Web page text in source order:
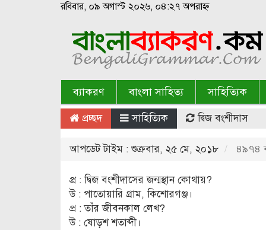
রবিবার, ০৯ অগাস্ট ২০২৬, ০৪:২৭ অপরাহ্ন
ব্যাকরণ বাংলা সাহিত্য সাহিত্যিক
প্রচ্ছদ সাহিত্যিক দ্বিজ বংশীদাস
আপডেট টাইম : শুক্রবার, ২৫ মে, ২০১৮ ৪৯৭৪
প্র : দ্বিজ বংশীদাসের জন্মস্থান কোথায়?
উ : পাতোয়ারি গ্রাম, কিশোরগঞ্জ।
প্র : তাঁর জীবনকাল লেখ?
উ : ষোড়শ শতাব্দী।